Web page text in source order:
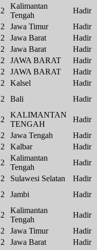
Kalimantan
Tengah
Hadir
Jawa Timur
Hadir
Jawa Barat
Hadir
Jawa Barat
Hadir
JAWA BARAT
Hadir
JAWA BARAT
Hadir
Kalsel
Hadir
Bali Hadir
KALIMANTAN
TENGAH
Hadir
Jawa Tengah
Hadir
Kalbar
Hadir
Kalimantan
Tengah
Hadir
Sulawesi Selatan
Hadir
Jambi Hadir
Kalimantan
Tengah
Hadir
Jawa Timur
Hadir
Jawa Barat
Hadir